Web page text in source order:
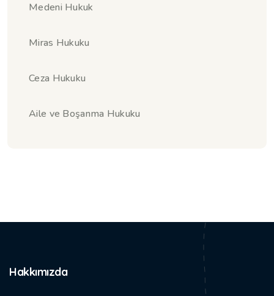
Medeni Hukuk
Miras Hukuku
Ceza Hukuku
Aile ve Boşanma Hukuku
Hakkımızda